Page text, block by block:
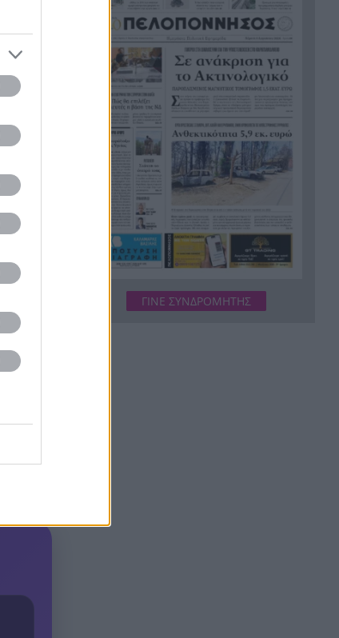
εργασίες τους
20:36 Το τελευταίο «αντίο» στην
τελετή αποτέφρωσης του
συντονιστή που σκοτώθηκε
μετά τη σύγκρουση
ελικοπτέρων στην Ψάθα,
ΦΩΤΟ
Στιγμές αγωνίας και θρίλερ
στο Αίγιο: Οδηγός λεωφορείου
έχασε τις αισθήσεις του και τη
ζωή του! ΦΩΤΟ
20:12 Κόκκινα τα 118 κτίρια στις 325
αυτοψίες των πληγεισών
καταστροφικές πυρκαγιές
ΓΙΝΕ ΣΥΝΔΡΟΜΗΤΗΣ